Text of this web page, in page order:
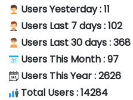
Users Yesterday : 11
Users Last 7 days : 102
Users Last 30 days : 368
Users This Month : 97
Users This Year : 2626
Total Users : 14284